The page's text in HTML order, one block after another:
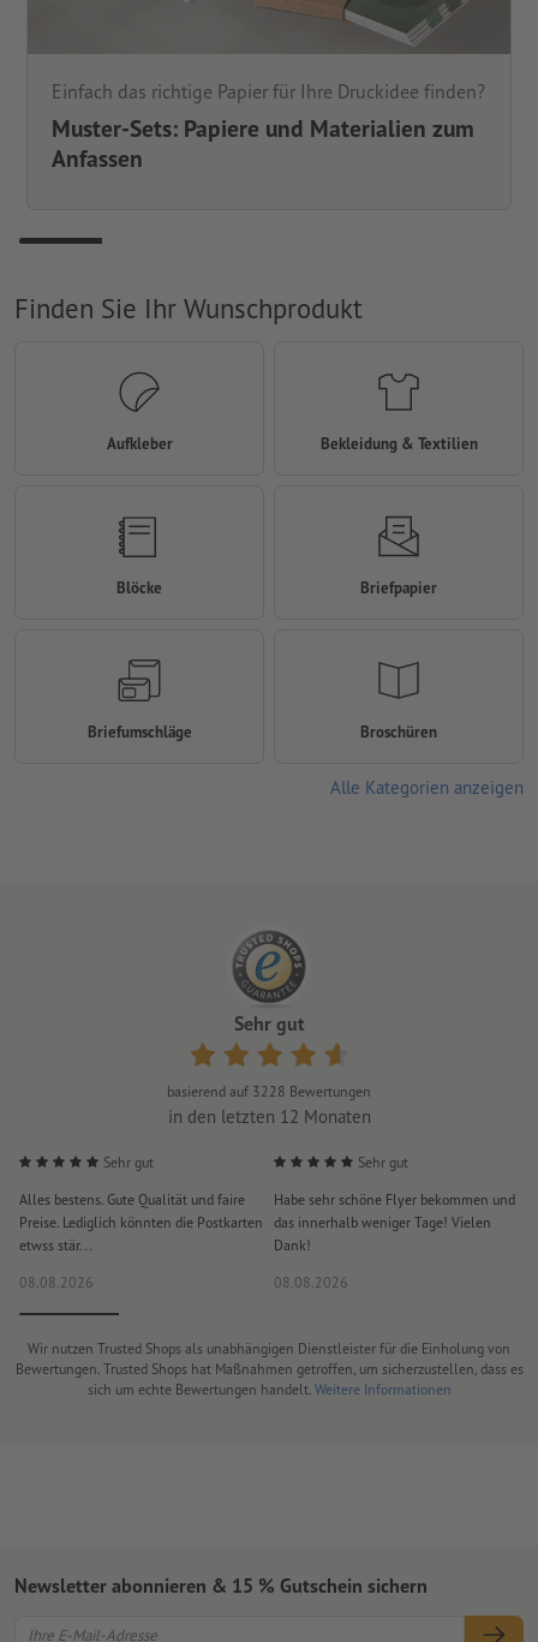
Einfach das richtige Papier für Ihre Druckidee finden?
Muster-Sets: Papiere und Materialien zum
Anfassen
Finden Sie Ihr Wunschprodukt
Aufkleber Bekleidung & Textilien
Blöcke Briefpapier
Briefumschläge Broschüren
Alle Kategorien anzeigen
Sehr gut
basierend auf 3228 Bewertungen
in den letzten 12 Monaten
Sehr gut
Alles bestens. Gute Qualität und faire
Preise. Lediglich könnten die Postkarten
etwss stär...
08.08.2026
Sehr gut
Habe sehr schöne Flyer bekommen und
das innerhalb weniger Tage! Vielen
Dank!
08.08.2026
Wir nutzen Trusted Shops als unabhängigen Dienstleister für die Einholung von
Bewertungen. Trusted Shops hat Maßnahmen getroffen, um sicherzustellen, dass es
sich um echte Bewertungen handelt. Weitere Informationen
Newsletter abonnieren & 15 % Gutschein sichern